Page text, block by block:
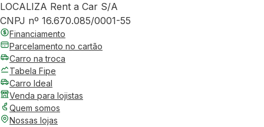
LOCALIZA Rent a Car S/A
CNPJ nº 16.670.085/0001-55
Financiamento
Parcelamento no cartão
Carro na troca
Tabela Fipe
Carro Ideal
Venda para lojistas
Quem somos
Nossas lojas